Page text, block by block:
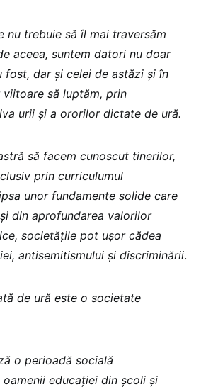
nu trebuie să îl mai traversăm
aceea, suntem datori nu doar
fost, dar și celei de astăzi și în
să luptăm, prin
urii și a ororilor dictate de ură.
să facem cunoscut tinerilor,
prin curriculumul
unor fundamente solide care
din aprofundarea valorilor
societățile pot ușor cădea
antisemitismului și discriminării.
de ură este o societate
o perioadă socială
educației din școli și